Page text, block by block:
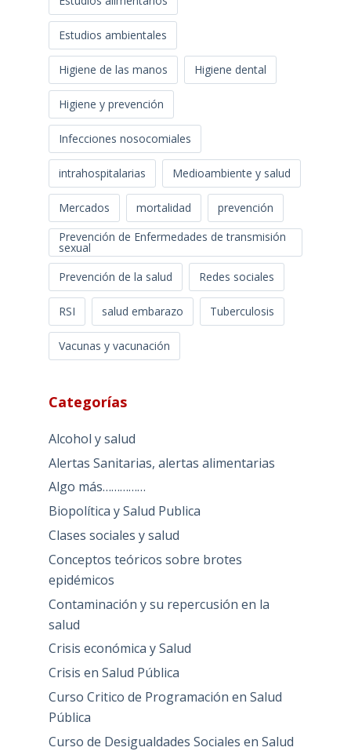
Estudios ambientales
Higiene de las manos Higiene dental
Higiene y prevención
Infecciones nosocomiales
intrahospitalarias Medioambiente y salud
Mercados mortalidad
prevención
Prevención de Enfermedades de transmisión
sexual
Prevención de la salud
Redes sociales
RSI salud embarazo Tuberculosis
Vacunas y vacunación
Categorías
Alcohol y salud
Alertas Sanitarias, alertas alimentarias
Algo más……………
Biopolítica y Salud Publica
Clases sociales y salud
Conceptos teóricos sobre brotes
epidémicos
Contaminación y su repercusión en la
salud
Crisis económica y Salud
Crisis en Salud Pública
Curso Critico de Programación en Salud
Pública
Curso de Desigualdades Sociales en Salud